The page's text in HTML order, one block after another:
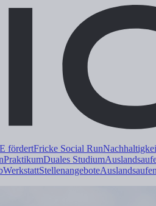
fördertFricke Social Run
PraktikumDuales Studium
WerkstattStellenangebote